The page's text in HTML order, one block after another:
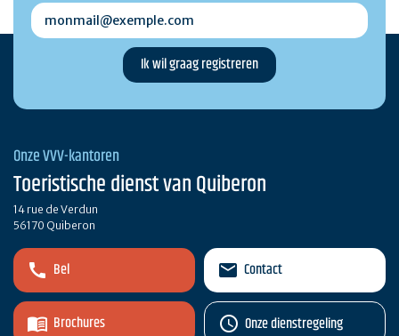
monmail@exemple.com
Onze VVV-kantoren
Toeristische dienst van Quiberon
14 rue de Verdun
56170 Quiberon
Bel
Brochures
Contact
Onze dienstregeling